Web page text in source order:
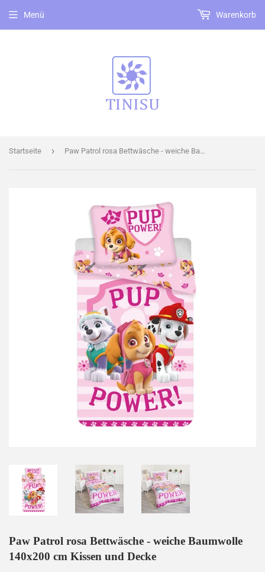
Menü Warenkorb
Startseite › Paw Patrol rosa Bettwäsche - weiche Baumwolle 140x200 cm Kissen und Decke
Paw Patrol rosa Bettwäsche - weiche Baumwolle
140x200 cm Kissen und Decke